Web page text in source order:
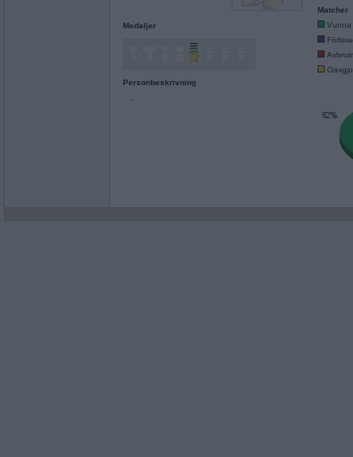
Medaljer
Personbeskrivning
-
Matcher
Vunna